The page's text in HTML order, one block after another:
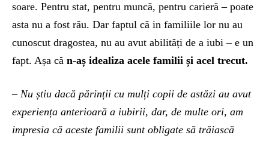
soare. Pentru stat, pentru muncă, pentru carieră – poate
asta nu a fost rău. Dar faptul că in familiile lor nu au
cunoscut dragostea, nu au avut abilități de a iubi – e un
fapt. Așa că n-aș idealiza acele familii și acel trecut.
– Nu știu dacă părinții cu mulți copii de astăzi au avut
experiența anterioară a iubirii, dar, de multe ori, am
impresia că aceste familii sunt obligate să trăiască